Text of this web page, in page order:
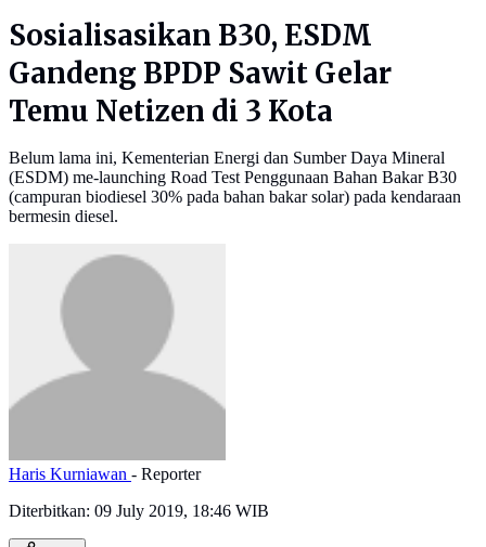
Sosialisasikan B30, ESDM
Gandeng BPDP Sawit Gelar
Temu Netizen di 3 Kota
Belum lama ini, Kementerian Energi dan Sumber Daya Mineral
(ESDM) me-launching Road Test Penggunaan Bahan Bakar B30
(campuran biodiesel 30% pada bahan bakar solar) pada kendaraan
bermesin diesel.
Haris Kurniawan - Reporter
Diterbitkan: 09 July 2019, 18:46 WIB